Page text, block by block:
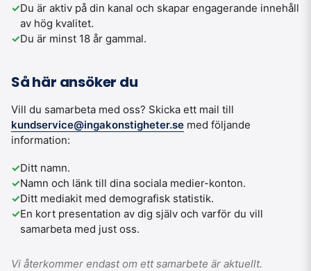
✓Du är aktiv på din kanal och skapar engagerande innehåll
av hög kvalitet.
✓Du är minst 18 år gammal.
Så här ansöker du
Vill du samarbeta med oss? Skicka ett mail till
kundservice@ingakonstigheter.se med följande
information:
✓Ditt namn.
✓Namn och länk till dina sociala medier-konton.
✓Ditt mediakit med demografisk statistik.
✓En kort presentation av dig själv och varför du vill
samarbeta med just oss.
Vi återkommer endast om ett samarbete är aktuellt.